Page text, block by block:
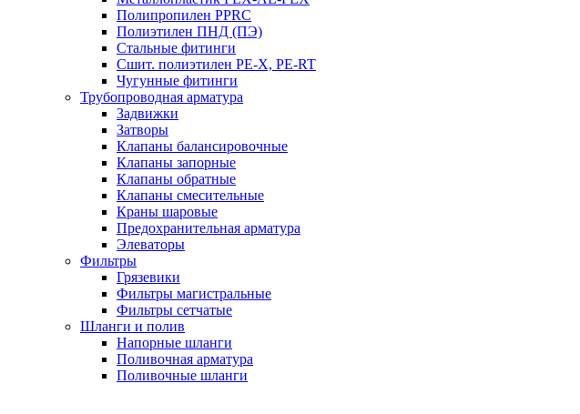
Полипропилен PPRC
Полиэтилен ПНД (ПЭ)
Стальные фитинги
Сшит. полиэтилен PE-X, PE-RT
Чугунные фитинги
Трубопроводная арматура
Задвижки
Затворы
Клапаны балансировочные
Клапаны запорные
Клапаны обратные
Клапаны смесительные
Краны шаровые
Предохранительная арматура
Элеваторы
Фильтры
Грязевики
Фильтры магистральные
Фильтры сетчатые
Шланги и полив
Напорные шланги
Поливочная арматура
Поливочные шланги